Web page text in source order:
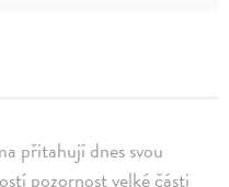
přitahují dnes svou
pozornost velké části